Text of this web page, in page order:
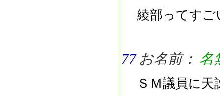
綾部ってすご
77 お名前： 名
ＳＭ議員に